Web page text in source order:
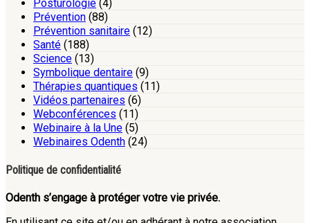
Posturologie (4)
Prévention (88)
Prévention sanitaire (12)
Santé (188)
Science (13)
Symbolique dentaire (9)
Thérapies quantiques (11)
Vidéos partenaires (6)
Webconférences (11)
Webinaire à la Une (5)
Webinaires Odenth (24)
Politique de confidentialité
Odenth s’engage à protéger votre vie privée.